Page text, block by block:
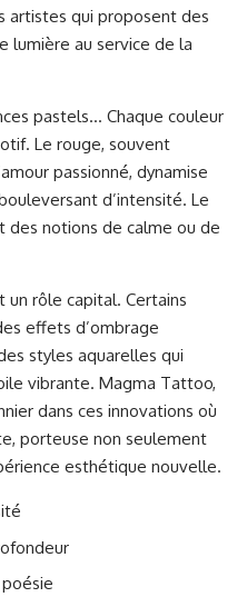
artistes qui proposent des
lumière au service de la
pastels… Chaque couleur
Le rouge, souvent
passionné, dynamise
d’intensité. Le
des notions de calme ou de
rôle capital. Certains
effets d’ombrage
styles aquarelles qui
vibrante. Magma Tattoo,
dans ces innovations où
porteuse non seulement
esthétique nouvelle.